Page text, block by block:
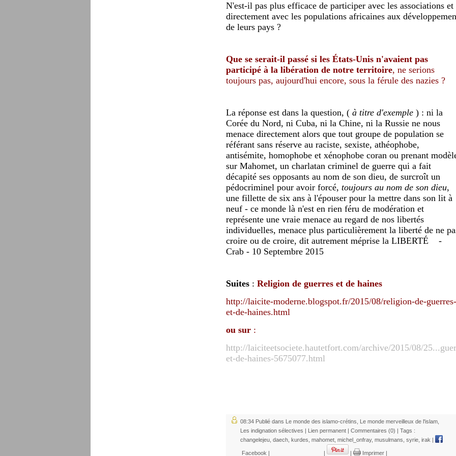
N'est-il pas plus efficace de participer avec les associations et
directement avec les populations africaines aux
de leurs pays ?
Que se serait-il passé si les États-Unis n'avaient pas
participé à la libération de notre territoire, ne serions
toujours pas, aujourd'hui encore, sous la férule des nazies ?
La réponse est dans la question, ( à titre d'exemple ) : ni la
Corée du Nord, ni Cuba, ni la Chine, ni la Russie ne nous
menace directement alors que tout groupe de population se
référant sans réserve au raciste, sexiste, athéophobe,
antisémite, homophobe et xénophobe coran ou prenant
sur Mahomet, un charlatan criminel de guerre qui a fait
décapité ses opposants au nom de son dieu, de surcroît un
pédocriminel pour avoir forcé, toujours au nom de son dieu,
une fillette de six ans à l'épouser pour la mettre dans son lit à
neuf - ce monde là n'est en rien féru de modération et
représente une vraie menace au regard de nos libertés
individuelles, menace plus particulièrement la liberté de ne
croire ou de croire, dit autrement méprise la LIBERTÉ -
Crab - 10 Septembre 2015
Suites : Religion de guerres et de haines
http://laicite-moderne.blogspot.fr/2015/08/religion-de-guerres-
et-de-haines.html
ou sur :
http://laiciteetsociete.hautetfort.com/archive/2015/08/25...
et-de-haines-5675077.html
08:34 Publié dans Le monde des islamo-crétins Le monde merveilleux de l'islam
Les indignation sélectives | Lien permanent | Commentaires (0) | Tags :
changelejeu daech kurdes mahomet michel_onfray, musulmans syrie irak |
Facebook | | | Imprimer |